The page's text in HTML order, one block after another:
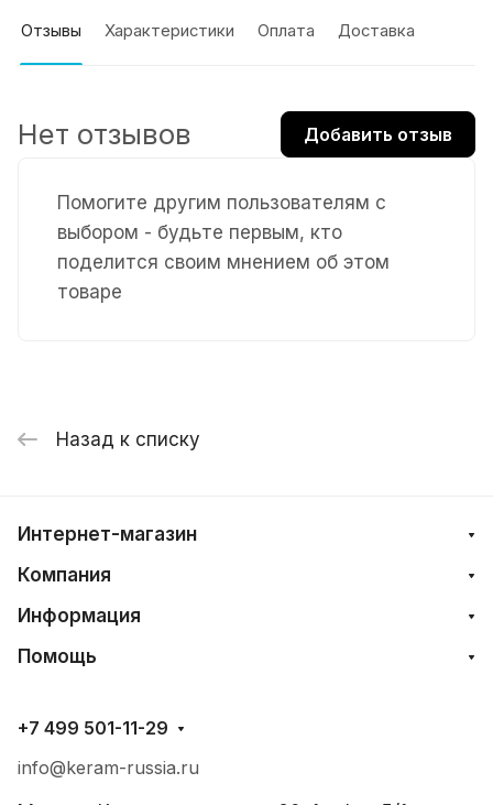
Отзывы Характеристики Оплата Доставка
Помогите другим пользователям с
выбором - будьте первым, кто
поделится своим мнением об этом
товаре
Нет отзывов Добавить отзыв
Назад к списку
Интернет-магазин
Компания
Информация
Помощь
+7 499 501-11-29
info@keram-russia.ru